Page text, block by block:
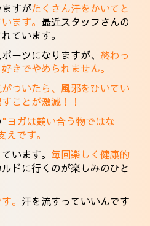
すがたくさん汗をかいてと
ます。 最近スタッフさんの
ています。
ーツになりますが、 終わっ
きでやめられません。
がついたら、風邪をひいてい
ことが激減！！
"ヨガは競い合う物ではな
です。
います。 毎回楽しく健康的
ドに行くのが楽しみのひと
。汗を流すっていいんです